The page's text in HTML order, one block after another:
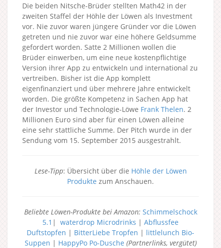
Die beiden Nitsche-Brüder stellten Math42 in der
zweiten Staffel der Höhle der Löwen als Investment
vor. Nie zuvor waren jüngere Gründer vor die Löwen
getreten und nie zuvor war eine höhere Geldsumme
gefordert worden. Satte 2 Millionen wollen die
Brüder einwerben, um eine neue kostenpflichtige
Version ihrer App zu entwickeln und international zu
vertreiben. Bisher ist die App komplett
eigenfinanziert und über mehrere Jahre entwickelt
worden. Die größte Kompetenz in Sachen App hat
der Investor und Technologie-Löwe Frank Thelen. 2
Millionen Euro sind aber für einen Löwen alleine
eine sehr stattliche Summe. Der Pitch wurde in der
Sendung vom 15. September 2015 ausgestrahlt.
Lese-Tipp: Übersicht über die Höhle der Löwen
Produkte zum Anschauen.
Beliebte Löwen-Produkte bei Amazon: Schimmelschock
5.1 | waterdrop Microdrinks | Abflussfee
Duftstopfen | BitterLiebe Tropfen | littlelunch Bio-
Suppen | HappyPo Po-Dusche (Partnerlinks, vergütet)